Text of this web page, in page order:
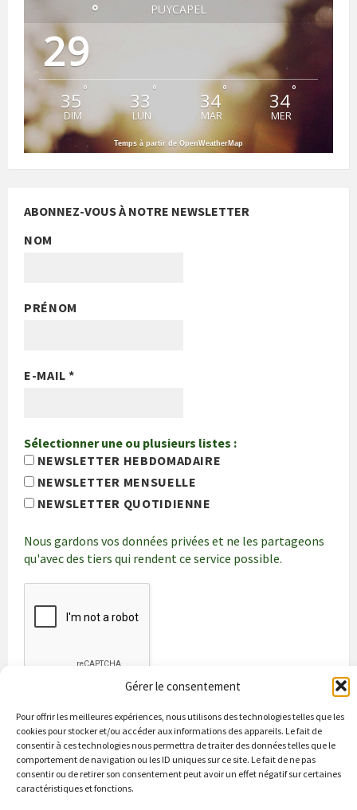
Gérer le consentement
Pour offrir les meilleures expériences, nous utilisons des technologies telles que les
cookies pour stocker et/ou accéder aux informations des appareils. Le fait de
consentir à ces technologies nous permettra de traiter des données telles que le
comportement de navigation ou les ID uniques sur ce site. Le fait de ne pas
consentir ou de retirer son consentement peut avoir un effet négatif sur certaines
caractéristiques et fonctions.
PUYCAPEL
29
°
35 °
DIM
33 °
LUN
34°
MAR
34°
MER
Temps à partir de OpenWeatherMap
ABONNEZ-VOUS À NOTRE NEWSLETTER
NOM
PRÉNOM
E-MAIL*
Sélectionner une ou plusieurs listes :
NEWSLETTER HEBDOMADAIRE
NEWSLETTER MENSUELLE
NEWSLETTER QUOTIDIENNE
Nous gardons vos données privées et ne les partageons
qu'avec des tiers qui rendent ce service possible.